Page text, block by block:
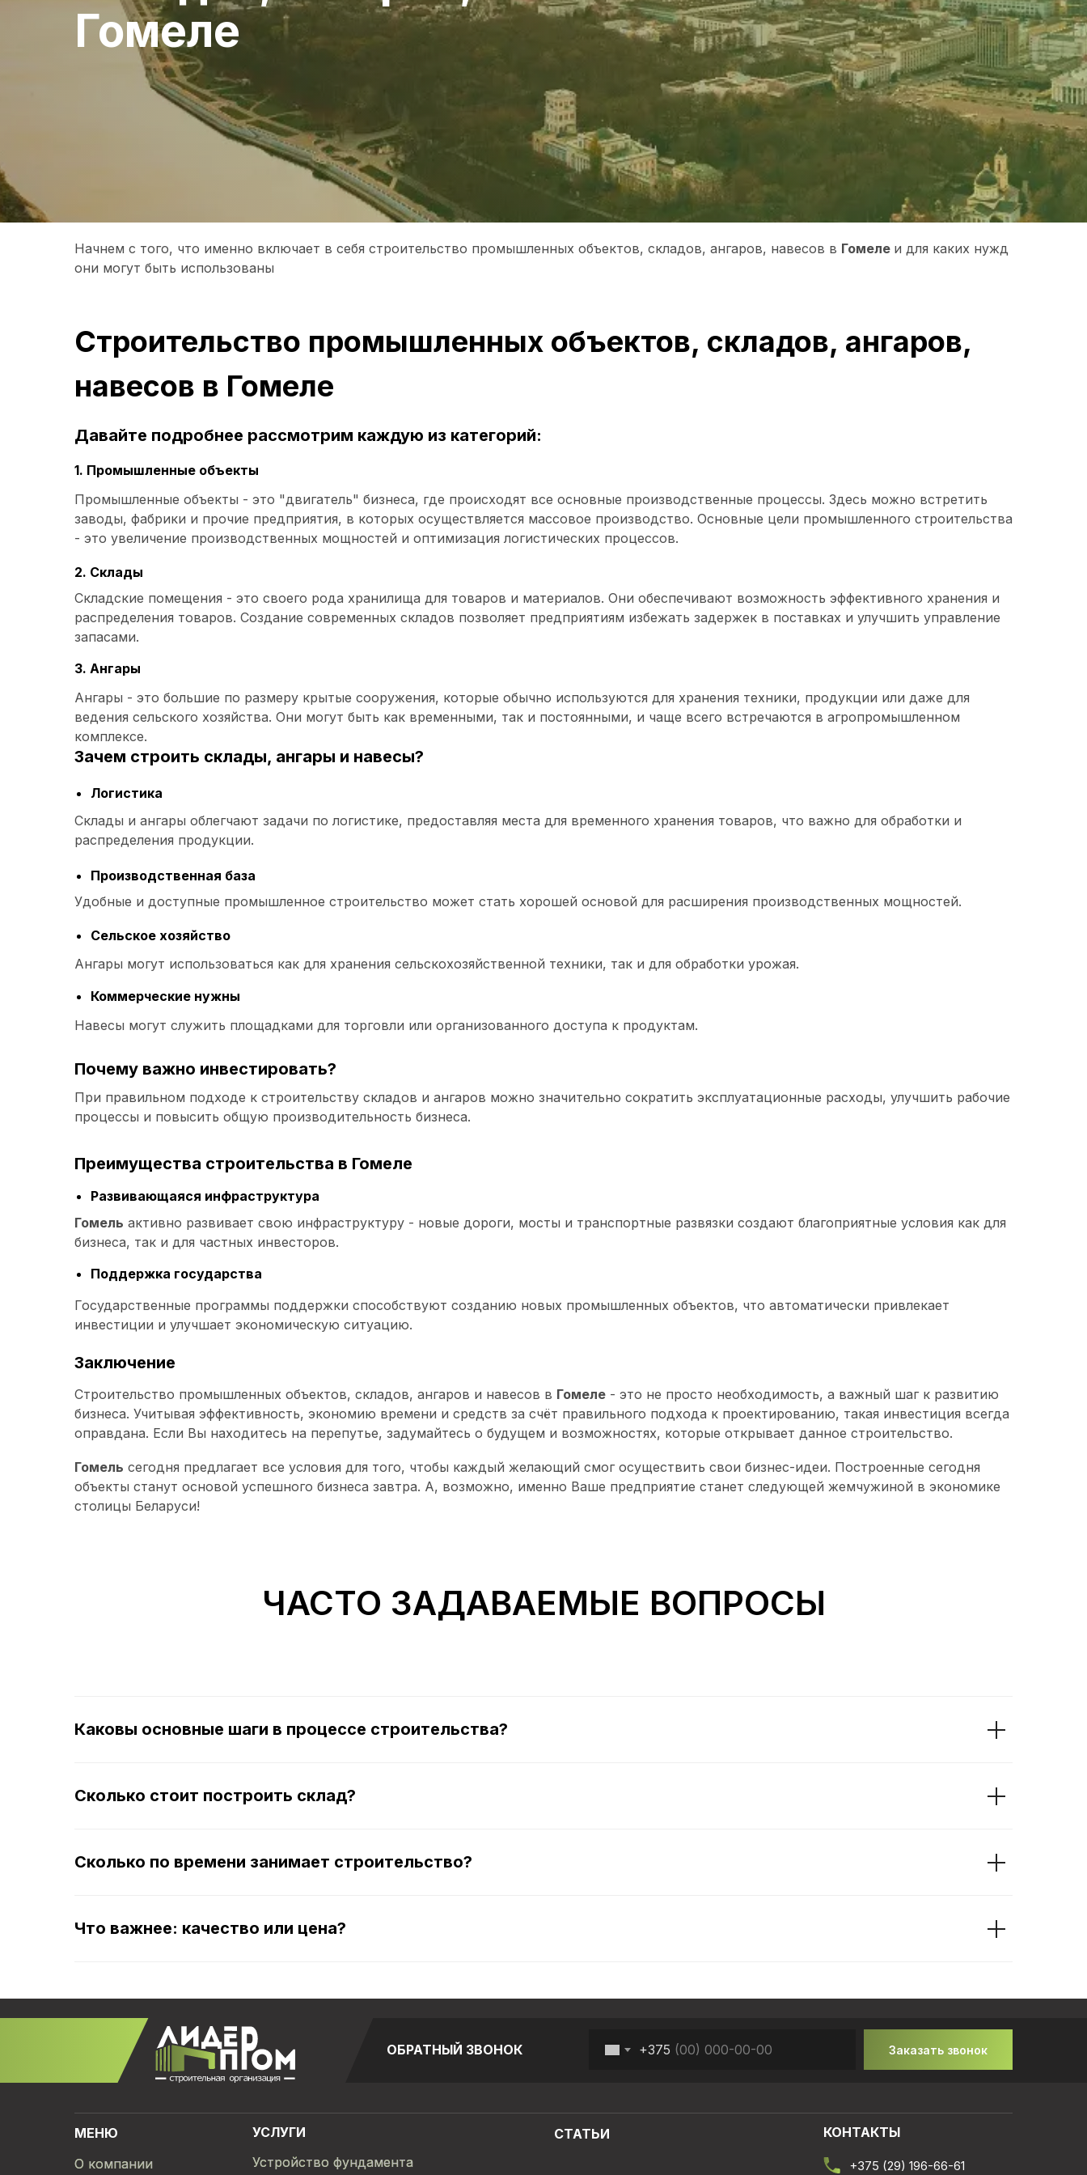
Гомеле
Начнем с того, что именно включает в себя строительство промышленных объектов, складов, ангаров, навесов в Гомеле и для каких нужд
они могут быть использованы
Строительство промышленных объектов, складов, ангаров,
навесов в Гомеле
Давайте подробнее рассмотрим каждую из категорий:
1. Промышленные объекты
Промышленные объекты - это "двигатель" бизнеса, где происходят все основные производственные процессы. Здесь можно встретить
заводы, фабрики и прочие предприятия, в которых осуществляется массовое производство. Основные цели промышленного строительства
- это увеличение производственных мощностей и оптимизация логистических процессов.
2. Склады
Складские помещения - это своего рода хранилища для товаров и материалов. Они обеспечивают возможность эффективного хранения и
распределения товаров. Создание современных складов позволяет предприятиям избежать задержек в поставках и улучшить управление
запасами.
3. Ангары
Ангары - это большие по размеру крытые сооружения, которые обычно используются для хранения техники, продукции или даже для
ведения сельского хозяйства. Они могут быть как временными, так и постоянными, и чаще всего встречаются в агропромышленном
комплексе.
Зачем строить склады, ангары и навесы?
Логистика
Склады и ангары облегчают задачи по логистике, предоставляя места для временного хранения товаров, что важно для обработки и
распределения продукции.
Производственная база
Удобные и доступные промышленное строительство может стать хорошей основой для расширения производственных мощностей.
Сельское хозяйство
Ангары могут использоваться как для хранения сельскохозяйственной техники, так и для обработки урожая.
Коммерческие нужны
Навесы могут служить площадками для торговли или организованного доступа к продуктам.
Почему важно инвестировать?
При правильном подходе к строительству складов и ангаров можно значительно сократить эксплуатационные расходы, улучшить рабочие
процессы и повысить общую производительность бизнеса.
Преимущества строительства в Гомеле
Развивающаяся инфраструктура
Гомель активно развивает свою инфраструктуру - новые дороги, мосты и транспортные развязки создают благоприятные условия как для
бизнеса, так и для частных инвесторов.
Поддержка государства
Государственные программы поддержки способствуют созданию новых промышленных объектов, что автоматически привлекает
инвестиции и улучшает экономическую ситуацию.
Заключение
Строительство промышленных объектов, складов, ангаров и навесов в Гомеле - это не просто необходимость, а важный шаг к развитию
бизнеса. Учитывая эффективность, экономию времени и средств за счёт правильного подхода к проектированию, такая инвестиция всегда
оправдана. Если Вы находитесь на перепутье, задумайтесь о будущем и возможностях, которые открывает данное строительство.
Гомель сегодня предлагает все условия для того, чтобы каждый желающий смог осуществить свои бизнес-идеи. Построенные сегодня
объекты станут основой успешного бизнеса завтра. А, возможно, именно Ваше предприятие станет следующей жемчужиной в экономике
столицы Беларуси!
ЧАСТО ЗАДАВАЕМЫЕ ВОПРОСЫ
Каковы основные шаги в процессе строительства?
Сколько стоит построить склад?
Сколько по времени занимает строительство?
Что важнее: качество или цена?
+375 Заказать звонок
ОБРАТНЫЙ ЗВОНОК
+375 (29) 196-66-61
Устройство фундамента
Устройство фундамента
О компании
О компании
КОНТАКТЫ
УСЛУГИ СТАТЬИ
МЕНЮ